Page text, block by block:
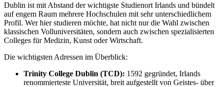
Dublin ist mit Abstand der wichtigste Studienort Irlands und bündelt
auf engem Raum mehrere Hochschulen mit sehr unterschiedlichem
Profil. Wer hier studieren möchte, hat nicht nur die Wahl zwischen
klassischen Volluniversitäten, sondern auch zwischen spezialisierten
Colleges für Medizin, Kunst oder Wirtschaft.
Die wichtigsten Adressen im Überblick:
Trinity College Dublin (TCD): 1592 gegründet, Irlands
renommierteste Universität, breit aufgestellt von Geistes- über